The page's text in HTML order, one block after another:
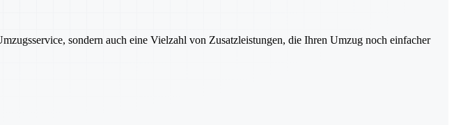
sondern auch eine Vielzahl von Zusatzleistungen, die Ihren Umzug noch einfacher